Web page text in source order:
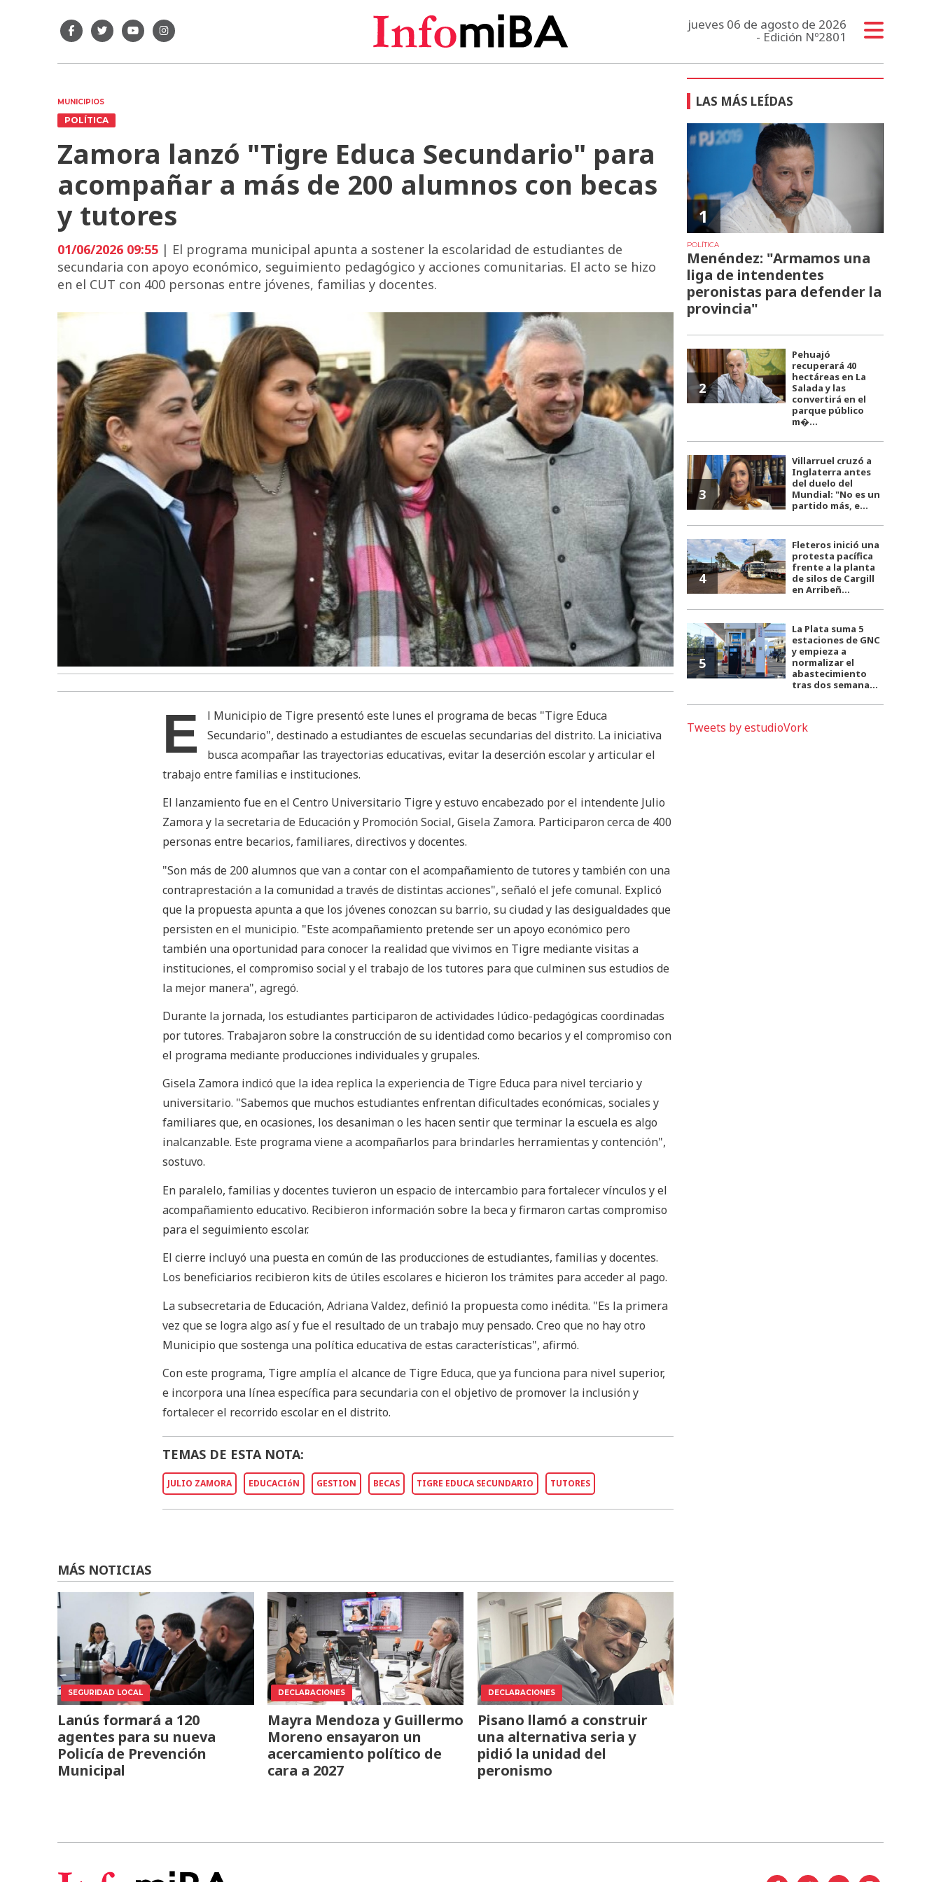
jueves 06 de agosto de 2026
- Edición Nº2801
MUNICIPIOS
POLÍTICA
Zamora lanzó "Tigre Educa Secundario" para
acompañar a más de 200 alumnos con becas
y tutores
01/06/2026 09:55 | El programa municipal apunta a sostener la escolaridad de estudiantes de
secundaria con apoyo económico, seguimiento pedagógico y acciones comunitarias. El acto se hizo
en el CUT con 400 personas entre jóvenes, familias y docentes.
E
l Municipio de Tigre presentó este lunes el programa de becas "Tigre Educa
Secundario", destinado a estudiantes de escuelas secundarias del distrito. La iniciativa
busca acompañar las trayectorias educativas, evitar la deserción escolar y articular el
trabajo entre familias e instituciones.
El lanzamiento fue en el Centro Universitario Tigre y estuvo encabezado por el intendente Julio
Zamora y la secretaria de Educación y Promoción Social, Gisela Zamora. Participaron cerca de 400
personas entre becarios, familiares, directivos y docentes.
"Son más de 200 alumnos que van a contar con el acompañamiento de tutores y también con una
contraprestación a la comunidad a través de distintas acciones", señaló el jefe comunal. Explicó
que la propuesta apunta a que los jóvenes conozcan su barrio, su ciudad y las desigualdades que
persisten en el municipio. "Este acompañamiento pretende ser un apoyo económico pero
también una oportunidad para conocer la realidad que vivimos en Tigre mediante visitas a
instituciones, el compromiso social y el trabajo de los tutores para que culminen sus estudios de
la mejor manera", agregó.
Durante la jornada, los estudiantes participaron de actividades lúdico-pedagógicas coordinadas
por tutores. Trabajaron sobre la construcción de su identidad como becarios y el compromiso con
el programa mediante producciones individuales y grupales.
Gisela Zamora indicó que la idea replica la experiencia de Tigre Educa para nivel terciario y
universitario. "Sabemos que muchos estudiantes enfrentan dificultades económicas, sociales y
familiares que, en ocasiones, los desaniman o les hacen sentir que terminar la escuela es algo
inalcanzable. Este programa viene a acompañarlos para brindarles herramientas y contención",
sostuvo.
En paralelo, familias y docentes tuvieron un espacio de intercambio para fortalecer vínculos y el
acompañamiento educativo. Recibieron información sobre la beca y firmaron cartas compromiso
para el seguimiento escolar.
El cierre incluyó una puesta en común de las producciones de estudiantes, familias y docentes.
Los beneficiarios recibieron kits de útiles escolares e hicieron los trámites para acceder al pago.
La subsecretaria de Educación, Adriana Valdez, definió la propuesta como inédita. "Es la primera
vez que se logra algo así y fue el resultado de un trabajo muy pensado. Creo que no hay otro
Municipio que sostenga una política educativa de estas características", afirmó.
Con este programa, Tigre amplía el alcance de Tigre Educa, que ya funciona para nivel superior,
e incorpora una línea específica para secundaria con el objetivo de promover la inclusión y
fortalecer el recorrido escolar en el distrito.
TEMAS DE ESTA NOTA:
JULIO ZAMORA EDUCACIóN GESTION BECAS TIGRE EDUCA SECUNDARIO TUTORES
MÁS NOTICIAS
SEGURIDAD LOCAL
Lanús formará a 120
agentes para su nueva
Policía de Prevención
Municipal
DECLARACIONES
Mayra Mendoza y Guillermo
Moreno ensayaron un
acercamiento político de
cara a 2027
DECLARACIONES
Pisano llamó a construir
una alternativa seria y
pidió la unidad del
peronismo
LAS MÁS LEÍDAS
1
POLÍTICA
Menéndez: "Armamos una
liga de intendentes
peronistas para defender la
provincia"
2
Pehuajó
recuperará 40
hectáreas en La
Salada y las
convertirá en el
parque público
m�...
3
Villarruel cruzó a
Inglaterra antes
del duelo del
Mundial: "No es un
partido más, e...
4
Fleteros inició una
protesta pacífica
frente a la planta
de silos de Cargill
en Arribeñ...
5
La Plata suma 5
estaciones de GNC
y empieza a
normalizar el
abastecimiento
tras dos semana...
Tweets by estudioVork